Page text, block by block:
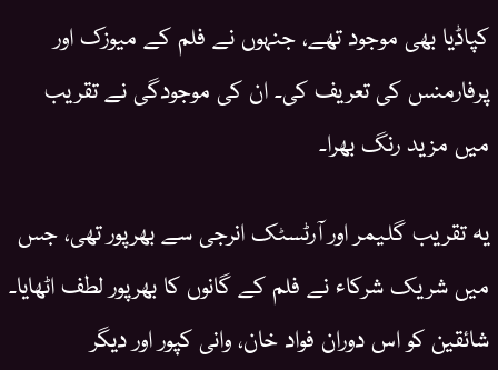
کپاڈیا بھی موجود تھے، جنہوں نے فلم کے میوزک اور
پرفارمنس کی تعریف کی۔ ان کی موجودگی نے تقریب
میں مزید رنگ بھرا۔
یہ تقریب گلیمر اور آرٹسٹک انرجی سے بھرپور تھی، جس
میں شریک شرکاء نے فلم کے گانوں کا بھرپور لطف اٹھایا۔
شائقین کو اس دوران فواد خان، وانی کپور اور دیگر